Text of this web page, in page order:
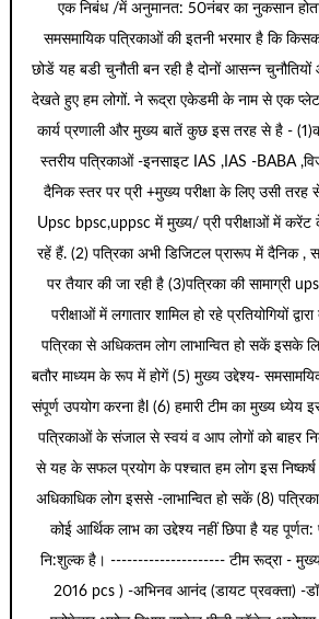
एक निबंध /में अनुमानत: 50नंबर का नुकसान
समसमायिक पत्रिकाओं की इतनी भरमार है कि
छोडें यह बडी चुनौती बन रही है दोनों आसन्न
देखते हुए हम लोगों. ने रूद्रा एकेडमी के नाम से एक
कार्य प्रणाली और मुख्य बातें कुछ इस तरह से है -
स्तरीय पत्रिकाओं -इनसाइट IAS ,IAS -BABA
दैनिक स्तर पर प्री +मुख्य परीक्षा के लिए उसी
Upsc bpsc,uppsc में मुख्य/ प्री परीक्षाओं में करेंट
रहें हैं. (2) पत्रिका अभी डिजिटल प्रारूप में दैनिक ,
पर तैयार की जा रही है (3)पत्रिका की सामाग्री
परीक्षाओं में लगातार शामिल हो रहे प्रतियोगियों
पत्रिका से अधिकतम लोग लाभान्वित हो सकें इसके
बतौर माध्यम के रूप में होगें (5) मुख्य उद्देश्य- समसामयिक
संपूर्ण उपयोग करना हैl (6) हमारी टीम का मुख्य
पत्रिकाओं के संजाल से स्वयं व आप लोगों को बाहर
से यह के सफल प्रयोग के पश्चात हम लोग इस
अधिकाधिक लोग इससे -लाभान्वित हो सकें (8)
कोई आर्थिक लाभ का उद्देश्य नहीं छिपा है यह
नि:शुल्क है। --------------------- टीम रूद्रा - मुख्य
2016 pcs ) -अभिनव आनंद (डायट प्रवक्ता) -